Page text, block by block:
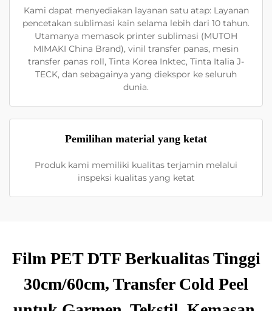
Kami dapat menyediakan layanan satu atap: Layanan
pencetakan sublimasi kain selama lebih dari 10 tahun.
Utamanya memasok printer sublimasi (MUTOH
MIMAKI China Brand), vinil transfer panas, mesin
transfer panas roll, Tinta Korea Inktec, Tinta Italia J-
TECK, dan sebagainya yang diekspor ke seluruh
dunia.
Pemilihan material yang ketat
Produk kami memiliki kualitas terjamin melalui
inspeksi kualitas yang ketat
Film PET DTF Berkualitas Tinggi
30cm/60cm, Transfer Cold Peel